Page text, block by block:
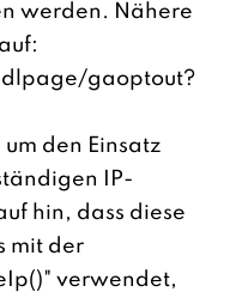
werden. Nähere
gaoptout?
den Einsatz
IP-
hin, dass diese
mit der
verwendet,